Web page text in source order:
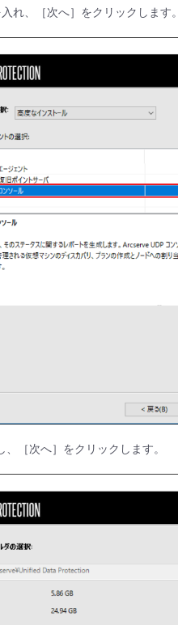
れ、［次へ］をクリックします。
［次へ］をクリックします。